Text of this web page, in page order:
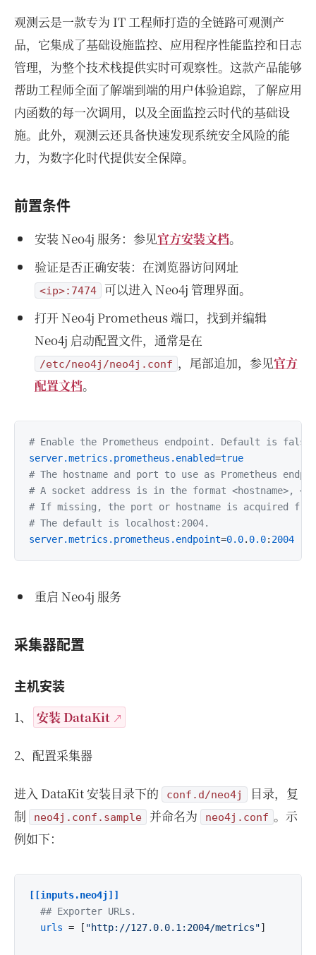
观测云是一款专为 IT 工程师打造的全链路可观测产
品，它集成了基础设施监控、应用程序性能监控和日志
管理，为整个技术栈提供实时可观察性。这款产品能够
帮助工程师全面了解端到端的用户体验追踪，了解应用
内函数的每一次调用，以及全面监控云时代的基础设
施。此外，观测云还具备快速发现系统安全风险的能
力，为数字化时代提供安全保障。
前置条件
安装 Neo4j 服务：参见官方安装文档。
验证是否正确安装：在浏览器访问网址
<ip>:7474 可以进入 Neo4j 管理界面。
打开 Neo4j Prometheus 端口，找到并编辑
Neo4j 启动配置文件，通常是在
/etc/neo4j/neo4j.conf ，尾部追加，参见官方
配置文档。
# Enable the Prometheus endpoint. Default is false.
server.metrics.prometheus.enabled=true
# The hostname and port to use as Prometheus
# A socket address is in the format <hostname>,
# If missing, the port or hostname is acquired
# The default is localhost:2004.
server.metrics.prometheus.endpoint=0.0. 0.0: 2004
重启 Neo4j 服务
采集器配置
主机安装
1、 安装 DataKit
2、配置采集器
进入 DataKit 安装目录下的 conf.d/neo4j
目录，复
制
neo4j.conf.sample 并命名为 neo4j.conf 。示
例如下：
[[inputs.neo4j]]
## Exporter URLs.
urls = [ "http://127.0.0.1:2004/metrics"]